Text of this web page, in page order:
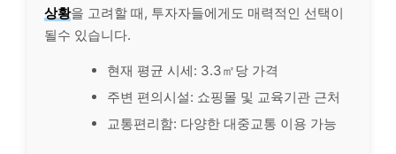
상황을 고려할 때, 투자자들에게도 매력적인 선택이
될수 있습니다.
현재 평균 시세: 3.3㎡당 가격
주변 편의시설: 쇼핑몰 및 교육기관 근처
교통편리함: 다양한 대중교통 이용 가능